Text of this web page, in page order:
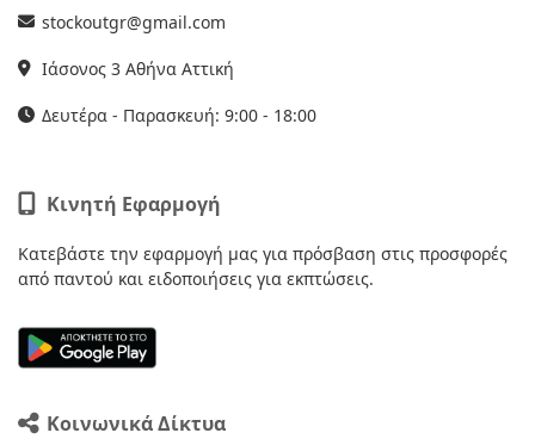
stockoutgr@gmail.com
Ιάσονος 3 Αθήνα Αττική
Δευτέρα - Παρασκευή: 9:00 - 18:00
Κινητή Εφαρμογή
Κατεβάστε την εφαρμογή μας για πρόσβαση στις προσφορές
από παντού και ειδοποιήσεις για εκπτώσεις.
Κοινωνικά Δίκτυα